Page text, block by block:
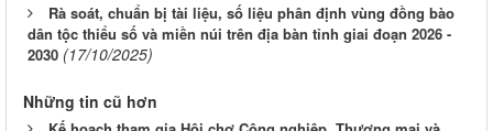
Rà soát, chuẩn bị tài liệu, số liệu phân định vùng đồng bào
dân tộc thiểu số và miền núi trên địa bàn tỉnh giai đoạn 2026 -
2030 (17/10/2025)
Những tin cũ hơn